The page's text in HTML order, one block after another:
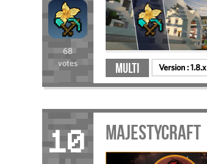
68
votes
Multi Version :1.8.x
10 MajestyCraft